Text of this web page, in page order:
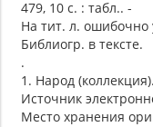
479, 10 с. : табл.. -
На тит. л. ошибочно
Библиогр. в тексте.
.
1. Народ
Источник
Место хранения